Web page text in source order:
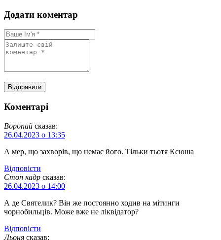
Додати коментар
Коментарі
Воропай сказав:
26.04.2023 о 13:35
А мер, що захворів, що немає його. Тільки тьотя Ксюша
Відповіcти
Стоп кадр сказав:
26.04.2023 о 14:00
А де Святелик? Він же постоянно ходив на мітинги
чорнобильців. Може вже не ліквідатор?
Відповіcти
Льоня сказав: